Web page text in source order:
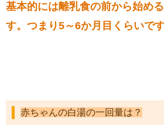
基本的には離乳食の前から始め
す。つまり5～6か月目くらいです
赤ちゃんの白湯の一回量は？